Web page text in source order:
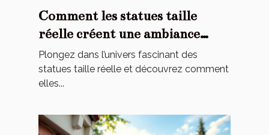
Comment les statues taille
réelle créent une ambiance
cinématographique chez vous ?
Plongez dans l’univers fascinant des
statues taille réelle et découvrez comment
elles...